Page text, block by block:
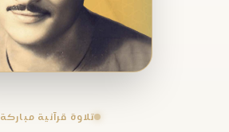
تلاوة قرآنية مباركة